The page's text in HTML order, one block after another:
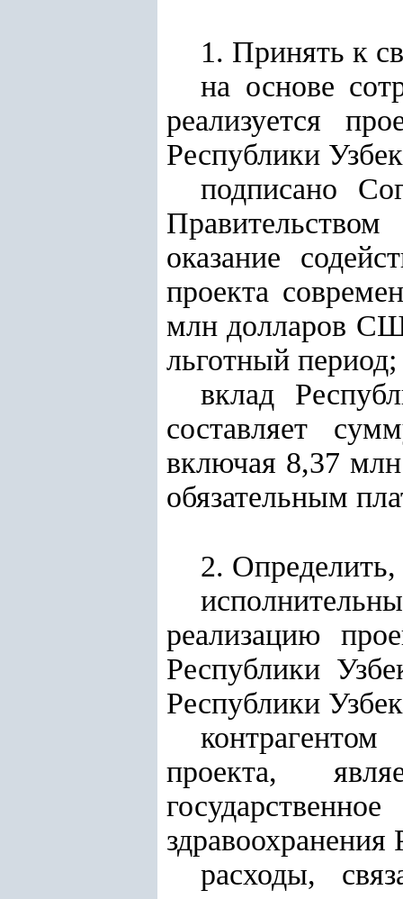
1. Принять к
на основе
реализуется
Республики
подписано
оказание
проекта
млн долларов
льготный период;
вклад
составляет
включая 8,37
обязательным
2. Определить,
реализацию
Республики
Республики
проекта,
здравоохранения
расходы,